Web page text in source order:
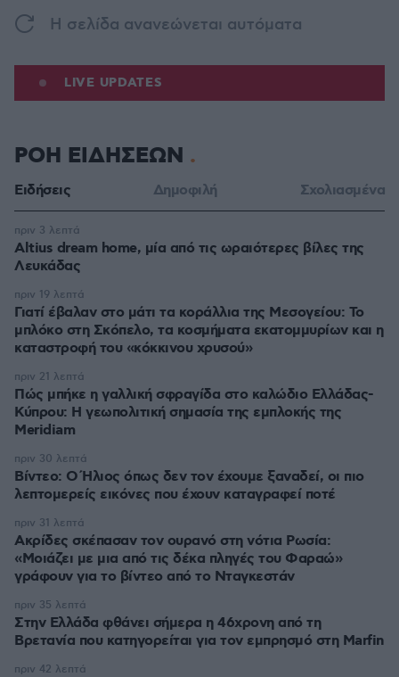
H σελίδα ανανεώνεται αυτόματα
LIVE UPDATES
ΡΟΗ ΕΙΔΗΣΕΩΝ
Ειδήσεις Δημοφιλή Σχολιασμένα
Altius dream home, μία από τις ωραιότερες βίλες της
Λευκάδας
πριν 3 λεπτά
Γιατί έβαλαν στο μάτι τα κοράλλια της Μεσογείου: Το
μπλόκο στη Σκόπελο, τα κοσμήματα εκατομμυρίων και η
καταστροφή του «κόκκινου χρυσού»
πριν 19 λεπτά
Πώς μπήκε η γαλλική σφραγίδα στο καλώδιο Ελλάδας-
Κύπρου: Η γεωπολιτική σημασία της εμπλοκής της
Meridiam
πριν 21 λεπτά
Βίντεο: Ο Ήλιος όπως δεν τον έχουμε ξαναδεί, οι πιο
λεπτομερείς εικόνες που έχουν καταγραφεί ποτέ
πριν 30 λεπτά
Ακρίδες σκέπασαν τον ουρανό στη νότια Ρωσία:
«Μοιάζει με μια από τις δέκα πληγές του Φαραώ»
γράφουν για το βίντεο από το Νταγκεστάν
πριν 31 λεπτά
Στην Ελλάδα φθάνει σήμερα η 46χρονη από τη
Βρετανία που κατηγορείται για τον εμπρησμό στη Marfin
πριν 35 λεπτά
πριν 42 λεπτά